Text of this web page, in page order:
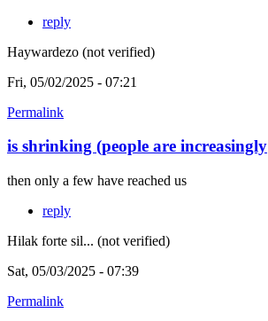
reply
Haywardezo (not verified)
Fri, 05/02/2025 - 07:21
Permalink
is shrinking (people are increasingly
then only a few have reached us
reply
Hilak forte sil... (not verified)
Sat, 05/03/2025 - 07:39
Permalink